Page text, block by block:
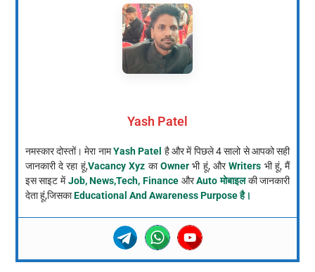
Yash Patel
नमस्कार दोस्तों। मेरा नामYash Patel है और में पिछले 4 सालो से आपको सही
जानकारी दे रहा हूं,Vacancy Xyz काOwnerभी हूं, औरWriters भी हूं, मैं
इस साइट मेंJob, News,Tech, Finance औरAuto मोबाइलकी जानकारी
देता हूं,जिसकाEducational And Awareness Purpose है।